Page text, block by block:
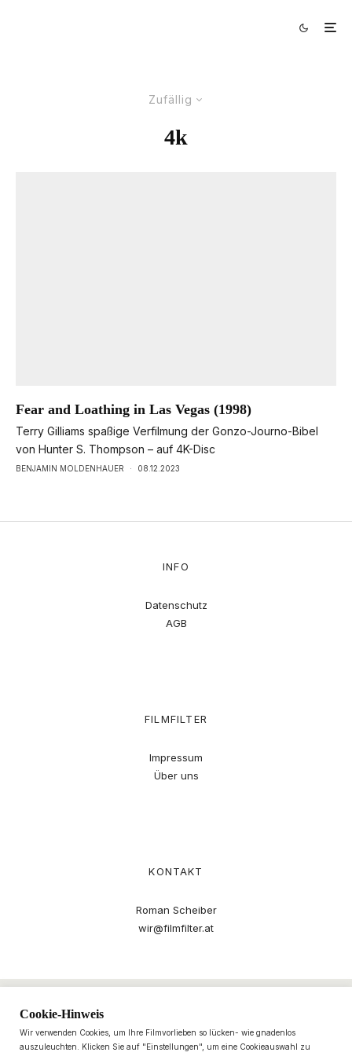
Zufällig
4k
Fear and Loathing in Las Vegas (1998)
Terry Gilliams spaßige Verfilmung der Gonzo-Journo-Bibel
von Hunter S. Thompson – auf 4K-Disc
BENJAMIN MOLDENHAUER · 08.12.2023
INFO
Datenschutz
AGB
FILMFILTER
Impressum
Über uns
KONTAKT
Roman Scheiber
wir@filmfilter.at
Cookie-Hinweis
Wir verwenden Cookies, um Ihre Filmvorlieben so lücken- wie gnadenlos
auszuleuchten. Klicken Sie auf "Einstellungen", um eine Cookieauswahl zu